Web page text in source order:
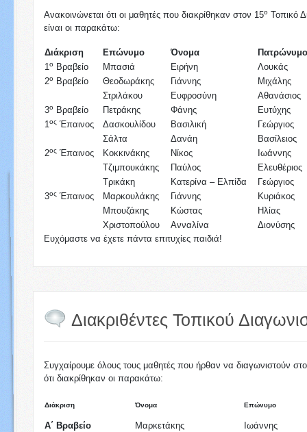
Ανακοινώνεται ότι οι μαθητές που διακρίθηκαν στον 15ο Τοπικό
είναι οι παρακάτω:
Διάκριση Επώνυμο Όνομα
1ο Βραβείο Μπασιά Ειρήνη
Λουκάς
2ο Βραβείο Θεοδωράκης Γιάννης
Μιχάλης
Στριλάκου
Ευφροσύνη
Αθανάσιος
3ο Βραβείο Πετράκης Φάνης
Ευτύχης
1ος Έπαινος Δασκουλίδου Βασιλική
Γεώργιος
Σάλτα
Δανάη
Βασίλειος
2ος Έπαινος Κοκκινάκης Νίκος
Ιωάννης
Τζιμπουκάκης
Παύλος
Ελευθέριος
Τρικάκη
Κατερίνα – Ελπίδα
Γεώργιος
3ος Έπαινος Μαρκουλάκης Γιάννης
Κυριάκος
Μπουζάκης
Κώστας
Ηλίας
Χριστοπούλου
Ανναλίνα
Διονύσης
Ευχόμαστε να έχετε πάντα επιτυχίες παιδιά!
Διακριθέντες Τοπικού
Συγχαίρουμε όλους τους μαθητές που ήρθαν να διαγωνιστούν
ότι διακρίθηκαν οι παρακάτω:
Διάκριση Όνομα Επώνυμο
Α΄ Βραβείο Μαρκετάκης Ιωάννης